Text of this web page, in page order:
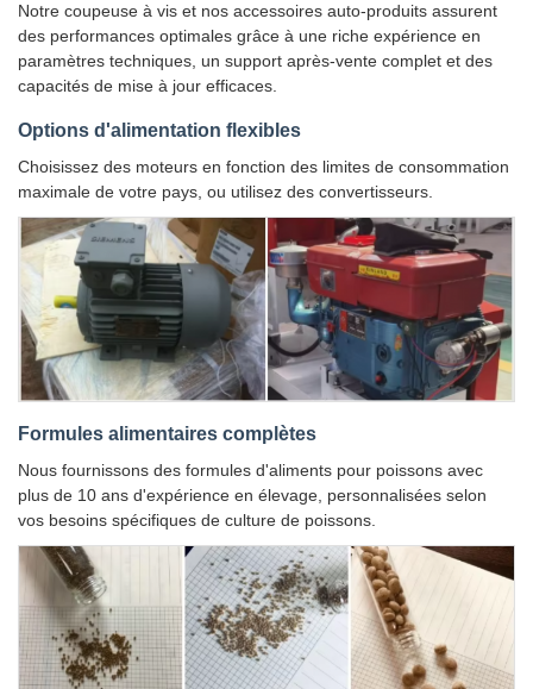
Notre coupeuse à vis et nos accessoires auto-produits assurent
des performances optimales grâce à une riche expérience en
paramètres techniques, un support après-vente complet et des
capacités de mise à jour efficaces.
Options d'alimentation flexibles
Choisissez des moteurs en fonction des limites de consommation
maximale de votre pays, ou utilisez des convertisseurs.
Formules alimentaires complètes
Nous fournissons des formules d'aliments pour poissons avec
plus de 10 ans d'expérience en élevage, personnalisées selon
vos besoins spécifiques de culture de poissons.